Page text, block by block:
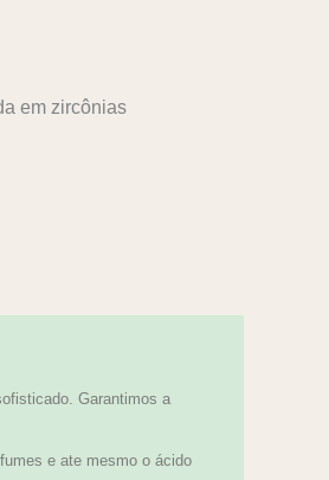
em zircônias
Garantimos a
e ate mesmo o ácido